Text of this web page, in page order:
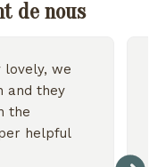
de nous
lovely, we
and they
the
helpful